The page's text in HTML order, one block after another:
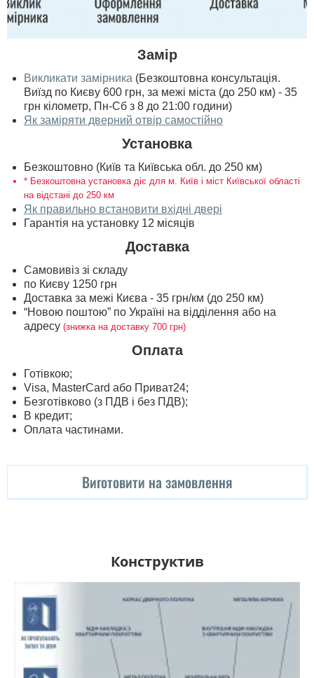
Замір
Викликати замірника (Безкоштовна консультація.
Виїзд по Києву 600 грн, за межі міста (до 250 км) - 35
грн кілометр, Пн-Сб з 8 до 21:00 години)
Як заміряти дверний отвір самостійно
Установка
Безкоштовно (Київ та Київська обл. до 250 км)
* Безкоштовна установка діє для м. Київ і міст Київської області
на відстані до 250 км
Як правильно встановити вхідні двері
Гарантія на установку 12 місяців
Доставка
Самовивіз зі складу
по Києву 1250 грн
Доставка за межі Києва - 35 грн/км (до 250 км)
“Новою поштою” по Україні на відділення або на
адресу (знижка на доставку 700 грн)
Оплата
Готівкою;
Visa, MasterСard або Приват24;
Безготівково (з ПДВ і без ПДВ);
В кредит;
Оплата частинами.
Виготовити на замовлення
Конструктив